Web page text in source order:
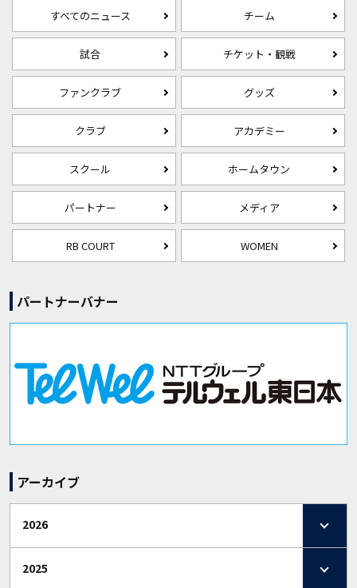
すべてのニュース チーム
試合 チケット・観戦
ファンクラブ グッズ
クラブ アカデミー
スクール ホームタウン
パートナー メディア
RB COURT WOMEN
パートナーバナー
アーカイブ
2026
2025